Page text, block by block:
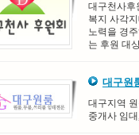
대구천사후
복지 사각
노력을 경
는 후원 대
대구원
대구지역
중개사 임